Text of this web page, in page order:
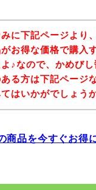
に下記ページより
お得な価格で購入
よ♪なので、かめび
る方は下記ページ
はいかがでしょう
商品を今すぐお得